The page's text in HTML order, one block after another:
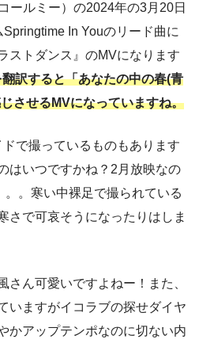
ールミー）の2024年の3月20日
In Youのリード曲に
ストダンス』のMVになります
訳すると「あなたの中の春(青
させるMVになっていますね。
で撮っているものもあります
はいつですかね？2月放映なの
。寒い中裸足で撮られている
さで可哀そうになったりはしま
さん可愛いですよねー！また、
いますがイコラブの探せダイヤ
かアップテンポなのに切ない内